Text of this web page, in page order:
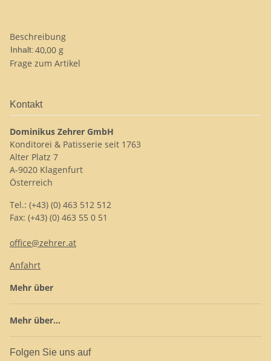
Beschreibung
Inhalt:40,00 g
Frage zum Artikel
Kontakt
Dominikus Zehrer GmbH
Konditorei & Patisserie seit 1763
Alter Platz 7
A-9020 Klagenfurt
Österreich
Tel.: (+43) (0) 463 512 512
Fax: (+43) (0) 463 55 0 51
office@zehrer.at
Anfahrt
Mehr über
Mehr über...
Folgen Sie uns auf